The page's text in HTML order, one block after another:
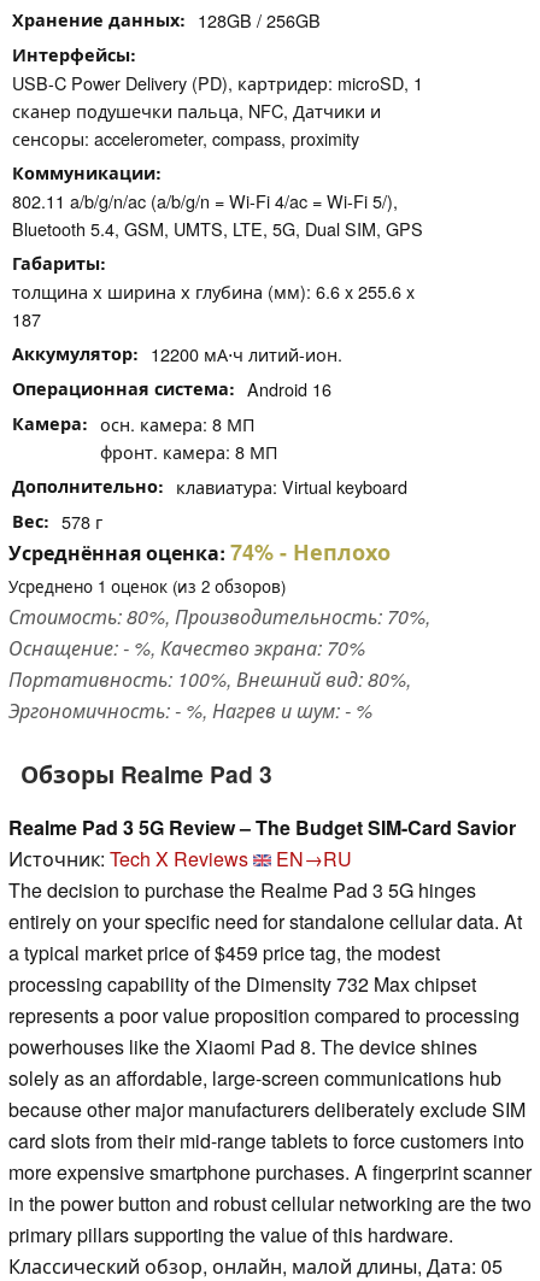
Хранение данных 128GB / 256GB
Интерфейсы
USB-C Power Delivery (PD), картридер: microSD, 1
сканер подушечки пальца, NFC, Датчики и
сенсоры: accelerometer, compass, proximity
Коммуникации
802.11 a/b/g/n/ac (a/b/g/n = Wi-Fi 4/ac = Wi-Fi 5/),
Bluetooth 5.4, GSM, UMTS, LTE, 5G, Dual SIM, GPS
Габариты
толщина х ширина х глубина (мм): 6.6 x 255.6 x
187
Аккумулятор 12200 мА⋅ч литий-ион.
Операционная система Android 16
Камера
осн. камера: 8 МП
фронт. камера: 8 МП
Дополнительно клавиатура: Virtual keyboard
Вес 578 г
Усреднённая оценка: 74%- Неплохо
Усреднено 1 оценок (из 2 обзоров)
Стоимость: 80%, Производительность: 70%,
Оснащение: - %, Качество экрана: 70%
Портативность: 100%, Внешний вид: 80%,
Эргономичность: - %, Нагрев и шум: - %
Обзоры Realme Pad 3
Realme Pad 3 5G Review – The Budget SIM-Card Savior
Источник: Tech X Reviews
EN→RU
The decision to purchase the Realme Pad 3 5G hinges
entirely on your specific need for standalone cellular data. At
a typical market price of $459 price tag, the modest
processing capability of the Dimensity 732 Max chipset
represents a poor value proposition compared to processing
powerhouses like the Xiaomi Pad 8. The device shines
solely as an affordable, large-screen communications hub
because other major manufacturers deliberately exclude SIM
card slots from their mid-range tablets to force customers into
more expensive smartphone purchases. A fingerprint scanner
in the power button and robust cellular networking are the two
primary pillars supporting the value of this hardware.
Классический обзор, онлайн, малой длины, Дата: 05